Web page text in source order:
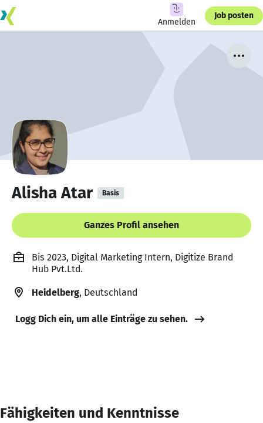
Anmelden
Job posten
Alisha Atar Basis
Ganzes Profil ansehen
Bis 2023, Digital Marketing Intern, Digitize Brand
Hub Pvt.Ltd.
Heidelberg, Deutschland
Logg Dich ein, um alle Einträge zu sehen.
Fähigkeiten und Kenntnisse